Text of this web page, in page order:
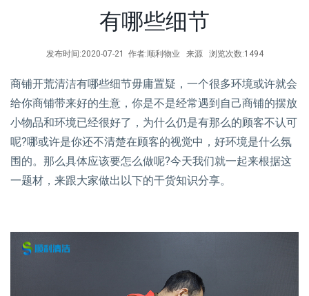
有哪些细节
发布时间:2020-07-21 作者:顺利物业 来源 浏览次数:1494
商铺开荒清洁有哪些细节毋庸置疑，一个很多环境或许就会
给你商铺带来好的生意，你是不是经常遇到自己商铺的摆放
小物品和环境已经很好了，为什么仍是有那么的顾客不认可
呢?哪或许是你还不清楚在顾客的视觉中，好环境是什么氛
围的。那么具体应该要怎么做呢?今天我们就一起来根据这
一题材，来跟大家做出以下的干货知识分享。